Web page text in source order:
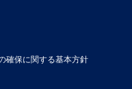
確保に関する基本方針